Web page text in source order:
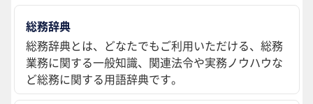
総務辞典
総務辞典とは、どなたでもご利用いただける、総務
業務に関する一般知識、関連法令や実務ノウハウな
ど総務に関する用語辞典です。